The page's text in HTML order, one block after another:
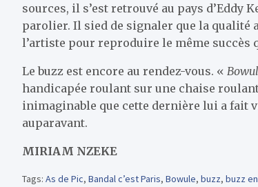
sources, il s’est retrouvé au pays
parolier. Il sied de signaler que la qualité
l’artiste pour reproduire le même succès
Le buzz est encore au rendez-vous. «
handicapée roulant sur une chaise
inimaginable que cette dernière lui a fait
auparavant.
MIRIAM NZEKE
Tags: As de Pic, Bandal c’est Paris, Bowule, buzz, buzz